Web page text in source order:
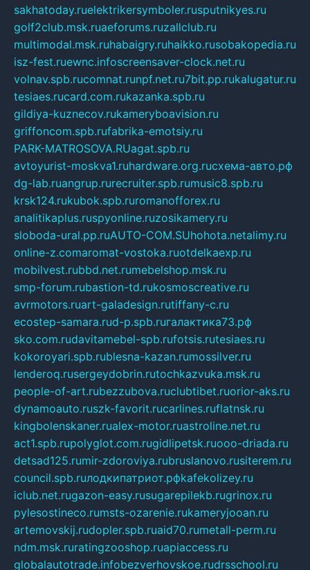
sakhatoday.ruelektrikersymboler.rusputnikyes.ru
golf2club.msk.ruaeforums.ruzallclub.ru
multimodal.msk.ruhabaigry.ruhaikko.rusobakopedia.ru
isz-fest.ruewnc.infoscreensaver-clock.net.ru
volnav.spb.rucomnat.runpf.net.ru7bit.pp.rukalugatur.ru
tesiaes.rucard.com.rukazanka.spb.ru
gildiya-kuznecov.rukameryboavision.ru
griffoncom.spb.rufabrika-emotsiy.ru
PARK-MATROSOVA.RUagat.spb.ru
avtoyurist-moskva1.ruhardware.org.ruсхема-авто.рф
dg-lab.ruangrup.rurecruiter.spb.rumusic8.spb.ru
krsk124.rukubok.spb.ruromanofforex.ru
analitikaplus.ruspyonline.ruzosikamery.ru
sloboda-ural.pp.ruAUTO-COM.SUhohota.netalimy.ru
online-z.comaromat-vostoka.ruotdelkaexp.ru
mobilvest.rubbd.net.rumebelshop.msk.ru
smp-forum.rubastion-td.rukosmoscreative.ru
avrmotors.ruart-galadesign.rutiffany-c.ru
ecostep-samara.rud-p.spb.ruгалактика73.рф
sko.com.rudavitamebel-spb.rufotsis.rutesiaes.ru
kokoroyari.spb.rublesna-kazan.rumossilver.ru
lenderoq.rusergeydobrin.rutochkazvuka.msk.ru
people-of-art.rubezzubova.ruclubtibet.ruorior-aks.ru
dynamoauto.ruszk-favorit.rucarlines.ruflatnsk.ru
kingbolenskaner.rualex-motor.ruastroline.net.ru
act1.spb.rupolyglot.com.rugidlipetsk.ruooo-driada.ru
detsad125.rumir-zdoroviya.rubruslanovo.rusiterem.ru
council.spb.ruлодкипатриот.рфkafekolizey.ru
iclub.net.rugazon-easy.rusugarepilekb.rugrinox.ru
pylesostineco.rumsts-ozarenie.rukameryjooan.ru
artemovskij.rudopler.spb.ruaid70.rumetall-perm.ru
ndm.msk.ruratingzooshop.ruapiaccess.ru
globalautotrade.infobezverhovskoe.rudrsschool.ru